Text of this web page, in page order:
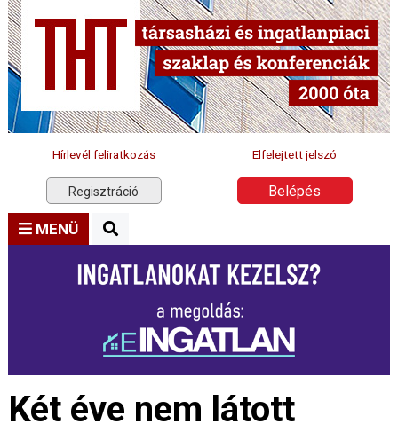
Hírlevél feliratkozás Elfelejtett jelszó
Regisztráció Belépés
MENÜ
Két éve nem látott